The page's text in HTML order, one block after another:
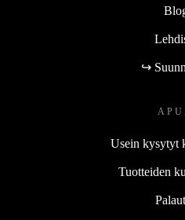
↪
Usein kysytyt
Tuotteiden